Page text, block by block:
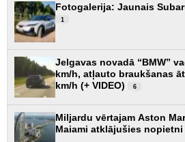
Fotogalerija: Jaunais
1
Jelgavas novadā “BMW”
km/h, atļauto braukšanas
km/h (+ VIDEO)
6
Miljardu vērtajam Aston
Maiami atklājušies